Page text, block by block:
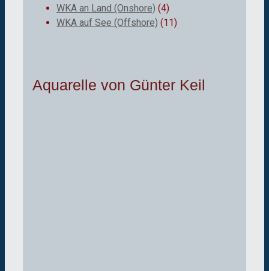
WKA an Land (Onshore) (4)
WKA auf See (Offshore) (11)
Aquarelle von Günter Keil